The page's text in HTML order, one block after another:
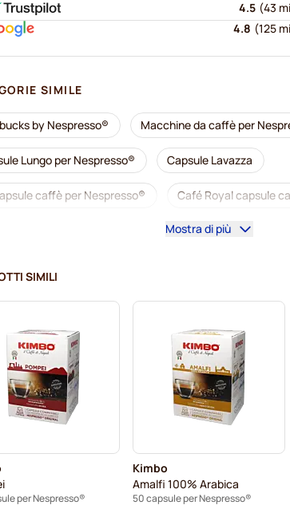
4.5 (43
4.8 (125
SIMILE
by Nespresso® Macchine da caffè per
Lungo per Nespresso® Capsule Lavazza
caffè per Nespresso® Café Royal capsule
Tutto per il caffè per
capsule caffè per Nespresso® Café René
Borbone per Nespresso Capsule per Nespresso®
capsule caffè per Nespresso® Belmio capsule
capsule caffè per Nespresso® Garibaldi capsule
Mostra di più
SIMILI
per Nespresso®
Kimbo
Amalfi 100% Arabica
50 capsule per Nespresso®